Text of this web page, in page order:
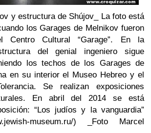
y estructura de Shújov_ La foto está
los Garages de Melnikov fueron
Centro Cultural “Garage”. En la
del genial ingeniero sigue
los techos de los Garages de
en su interior el Museo Hebreo y el
Se realizan exposiciones
En abril del 2014 se está
“Los judíos y la vanguardia”
museum.ru/) _Foto Marcel